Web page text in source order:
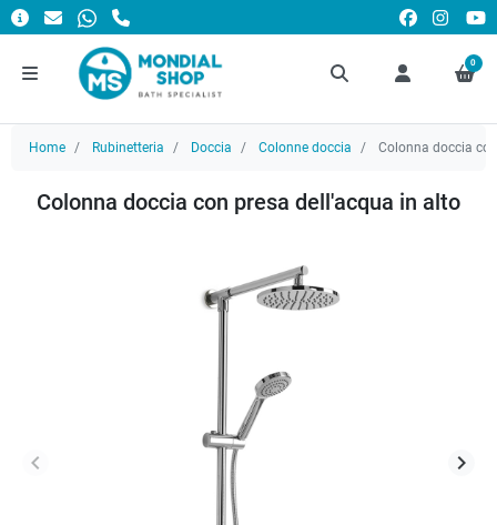
0
Home Rubinetteria Doccia Colonne doccia Colonna doccia
Colonna doccia con presa dell'acqua in alto
Precedente
keyboard_arrow_left keyboard_arrow_right